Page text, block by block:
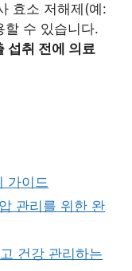
효소 저해제(예:
할 수 있습니다.
섭취 전에 의료
가이드
관리를 위한 완
건강 관리하는